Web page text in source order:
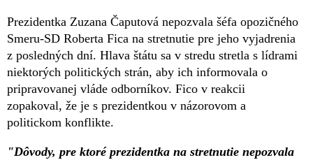
Prezidentka Zuzana Čaputová nepozvala šéfa opozičného
Smeru-SD Roberta Fica na stretnutie pre jeho vyjadrenia
z posledných dní. Hlava štátu sa v stredu stretla s lídrami
niektorých politických strán, aby ich informovala o
pripravovanej vláde odborníkov. Fico v reakcii
zopakoval, že je s prezidentkou v názorovom a
politickom konflikte.
"Dôvody, pre ktoré prezidentka na stretnutie nepozvala